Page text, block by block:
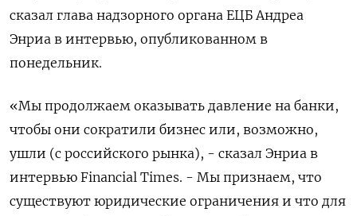
сказал глава надзорного органа ЕЦБ Андреа
Энриа в интервью, опубликованном в
понедельник.
«Мы продолжаем оказывать давление на банки,
чтобы они сократили бизнес или, возможно,
ушли (с российского рынка), - сказал Энриа в
интервью Financial Times. - Мы признаем, что
существуют юридические ограничения и что для